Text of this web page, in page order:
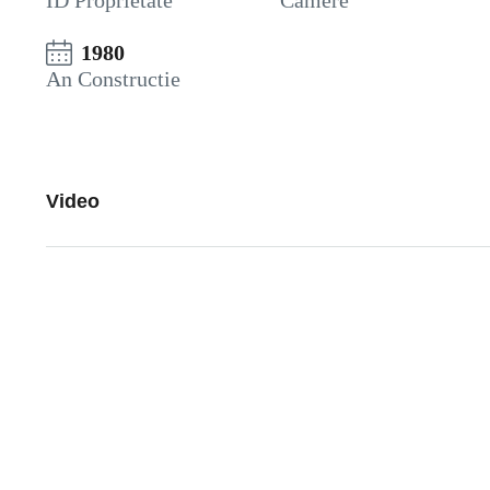
1980
An Constructie
Video